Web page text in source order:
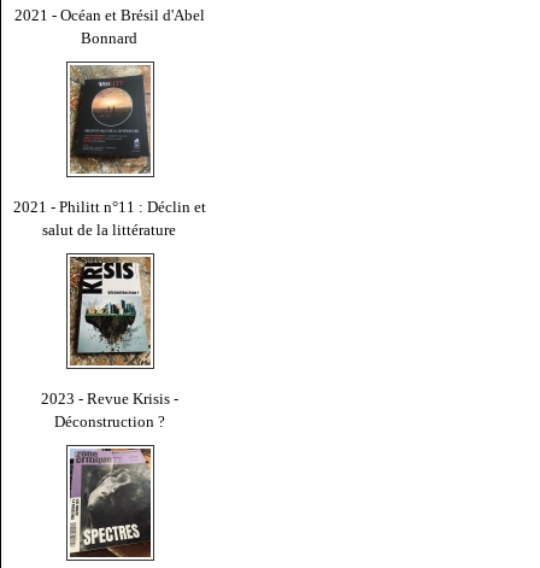
2021 - Océan et Brésil d'Abel
Bonnard
2021 - Philitt n°11 : Déclin et
salut de la littérature
2023 - Revue Krisis -
Déconstruction ?